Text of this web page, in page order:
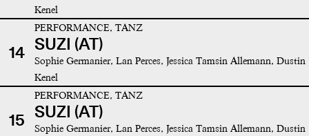
Kenel
14
PERFORMANCE, TANZ
SUZI (AT)
Sophie Germanier, Lan Perces, Jessica Tamsin Allemann, Dustin
Kenel
15
PERFORMANCE, TANZ
SUZI (AT)
Sophie Germanier, Lan Perces, Jessica Tamsin Allemann, Dustin